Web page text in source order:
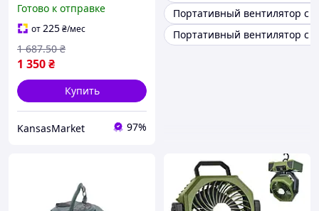
портативный вентилятор
для дома и кемпинга
Готово к отправке
от225₴/мес
1 350₴
1 687.50 ₴
Купить
KansasMarket 97%
Портативный вентилятор с
Портативный вентилятор с